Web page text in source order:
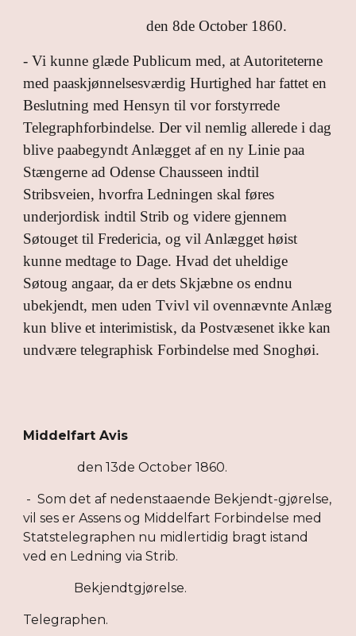
den 8de October 1860.
- Vi kunne glæde Publicum med, at Autoriteterne
med paaskjønnelsesværdig Hurtighed har fattet en
Beslutning med Hensyn til vor forstyrrede
Telegraphforbindelse. Der vil nemlig allerede i dag
blive paabegyndt Anlægget af en ny Linie paa
Stængerne ad Odense Chausseen indtil
Stribsveien, hvorfra Ledningen skal føres
underjordisk indtil Strib og videre gjennem
Søtouget til Fredericia, og vil Anlægget høist
kunne medtage to Dage. Hvad det uheldige
Søtoug angaar, da er dets Skjæbne os endnu
ubekjendt, men uden Tvivl vil ovennævnte Anlæg
kun blive et interimistisk, da Postvæsenet ikke kan
undvære telegraphisk Forbindelse med Snoghøi.
Middelfart Avis
den 13de October 1860.
- Som det af nedenstaaende Bekjendt-gjørelse,
vil ses er Assens og Middelfart Forbindelse med
Statstelegraphen nu midlertidig bragt istand
ved en Ledning via Strib.
Bekjendtgjørelse.
Telegraphen.